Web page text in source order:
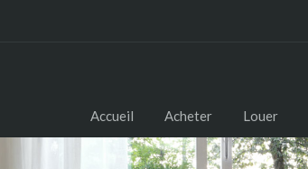
Accueil Acheter Louer